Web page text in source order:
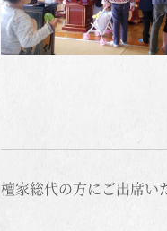
檀家総代の方にご出席い